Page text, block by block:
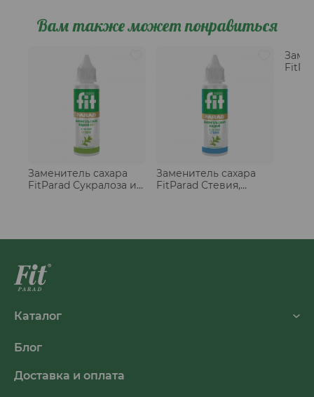
Вам также может понравиться
Заменитель сахара
FitParad Сукралоза и
Заменитель сахара
FitParad Стевия,
Каталог
Блог
Доставка и оплата